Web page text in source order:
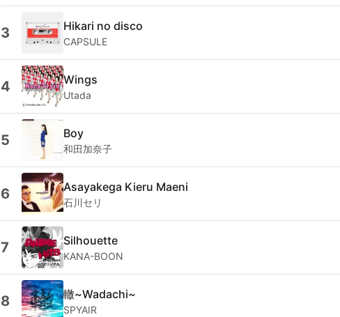
3 Hikari no disco
CAPSULE
4 Wings
Utada
5 Boy
和田加奈子
6 Asayakega Kieru Maeni
石川セリ
7 Silhouette
KANA-BOON
8 轍~Wadachi~
SPYAIR